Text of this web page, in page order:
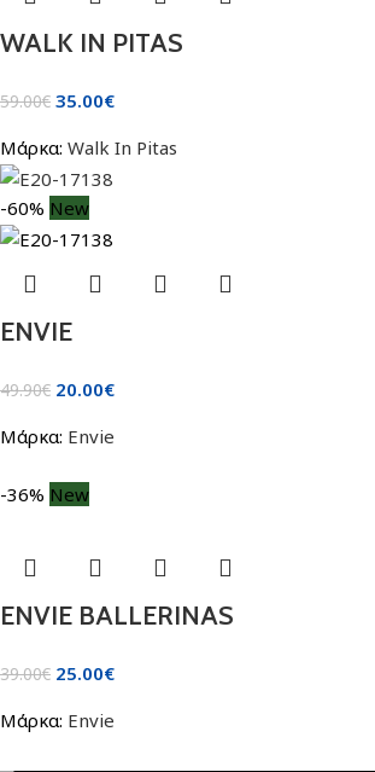
WALK IN PITAS
59.00€ 35.00€
Μάρκα: Walk In Pitas
-60% New
ENVIE
49.90€ 20.00€
Μάρκα: Envie
-36% New
ENVIE BALLERINAS
39.00€ 25.00€
Μάρκα: Envie